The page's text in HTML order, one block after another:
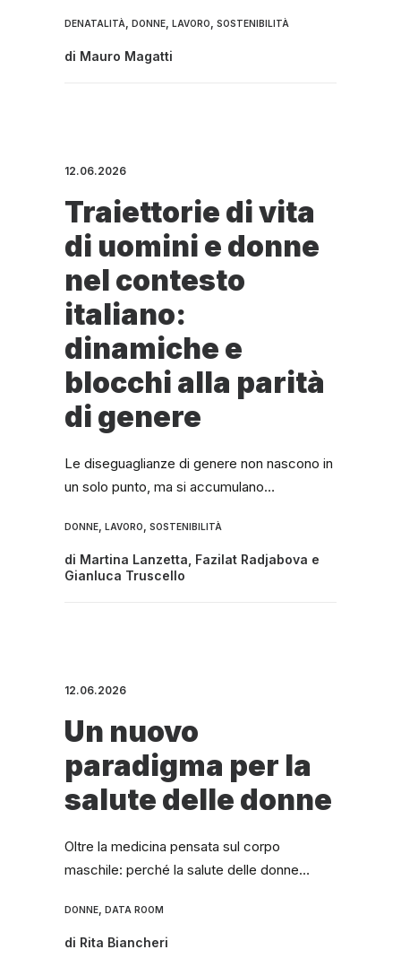
DENATALITÀ, DONNE, LAVORO, SOSTENIBILITÀ
di Mauro Magatti
12.06.2026
Traiettorie di vita
di uomini e donne
nel contesto
italiano:
dinamiche e
blocchi alla parità
di genere
Le diseguaglianze di genere non nascono in
un solo punto, ma si accumulano…
DONNE, LAVORO, SOSTENIBILITÀ
di Martina Lanzetta Fazilat Radjabova e
Gianluca Truscello
12.06.2026
Un nuovo
paradigma per la
salute delle donne
Oltre la medicina pensata sul corpo
maschile: perché la salute delle donne…
DONNE, DATA ROOM
di Rita Biancheri